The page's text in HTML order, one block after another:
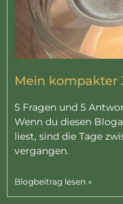
Mein kompakter
5 Fragen und 5
Wenn du diesen
liest, sind die Tage
vergangen.
Blogbeitrag lesen »